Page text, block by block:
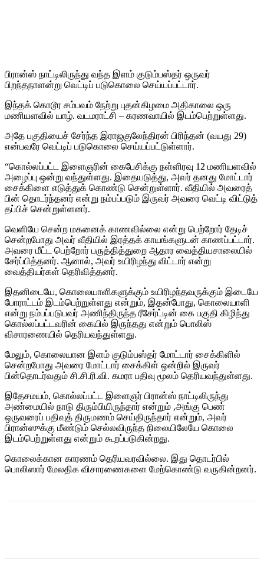
பிரான்ஸ் நாட்டிலிருந்து வந்த இளம் குடும்பஸ்தர் ஒருவர்
பிறந்தநாளன்று வெட்டிப் படுகொலை செய்யப்பட்டார்.
இந்தக் கொடூர சம்பவம் நேற்று புதன்கிழமை அதிகாலை ஒரு
மணியளவில் யாழ். வடமராட்சி – கரணவாயில் இடம்பெற்றுள்ளது.
அதே பகுதியைச் சேர்ந்த இராஜகுலேந்திரன் பிரிந்தன் (வயது 29)
என்பவரே வெட்டிப் படுகொலை செய்யப்பட்டுள்ளார்.
“கொல்லப்பட்ட இளைஞரின் கைபேசிக்கு நள்ளிரவு 12 மணியளவில்
அழைப்பு ஒன்று வந்துள்ளது. இதையடுத்து, அவர் தனது மோட்டார்
சைக்கிளை எடுத்துக் கொண்டு சென்றுள்ளார். வீதியில் அவரைத்
பின் தொடர்ந்தனர் என்று நம்பப்படும் இருவர் அவரை வெட்டி விட்டுத்
தப்பிச் சென்றுள்ளனர்.
வெளியே சென்ற மகனைக் காணவில்லை என்று பெற்றோர் தேடிச்
சென்றபோது அவர் வீதியில் இரத்தக் காயங்களுடன் காணப்பட்டார்.
அவரை மீட்ட பெற்றோர் பருத்தித்துறை ஆதார வைத்தியசாலையில்
சேர்ப்பித்தனர். ஆனால், அவர் உயிரிழந்து விட்டார் என்று
வைத்தியர்கள் தெரிவித்தனர்.
இதனிடையே, கொலையாளிகளுக்கும் உயிரிழந்தவருக்கும் இடையே
போராட்டம் இடம்பெற்றுள்ளது என்றும், இதன்போது, கொலையாளி
என்று நம்பப்படுபவர் அணிந்திருந்த ரீசேர்ட்டின் கை பகுதி கிழிந்து
கொல்லப்பட்டவரின் கையில் இருந்தது என்றும் பொலிஸ்
விசாரணையில் தெரியவந்துள்ளது.
மேலும், கொலையான இளம் குடும்பஸ்தர் மோட்டார் சைக்கிளில்
சென்றபோது அவரை மோட்டார் சைக்கிள் ஒன்றில் இருவர்
பின்தொடர்வதும் சி.சி.ரி.வி. கமரா பதிவு மூலம் தெரியவந்துள்ளது.
இதேசமயம், கொல்லப்பட்ட இளைஞர் பிரான்ஸ் நாட்டிலிருந்து
அண்மையில் நாடு திரும்பியிருந்தார் என்றும் ,அங்கு பெண்
ஒருவரைப் பதிவுத் திருமணம் செய்திருந்தார் என்றும், அவர்
பிரான்ஸுக்கு மீண்டும் செல்லவிருந்த நிலையிலேயே கொலை
இடம்பெற்றுள்ளது என்றும் கூறப்படுகின்றது.
கொலைக்கான காரணம் தெரியவரவில்லை. இது தொடர்பில்
பொலிஸார் மேலதிக விசாரணைகளை மேற்கொண்டு வருகின்றனர்.